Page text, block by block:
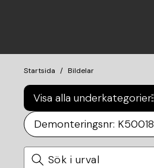
Startsida Bildelar
Visa alla underkategorier
Demonteringsnr: K50018